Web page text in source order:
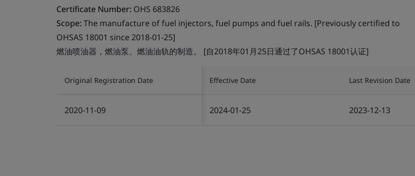
Certificate Number: OHS 683826
Scope:The manufacture of fuel injectors, fuel pumps and fuel rails. [Previously certified to
OHSAS 18001 since 2018-01-25]
燃油喷油器，燃油泵、燃油油轨的制造。 [自2018年01月25日通过了OHSAS 18001认证]
Original Registration Date Effective Date Last Revision Date
2020-11-09 2024-01-25 2023-12-13